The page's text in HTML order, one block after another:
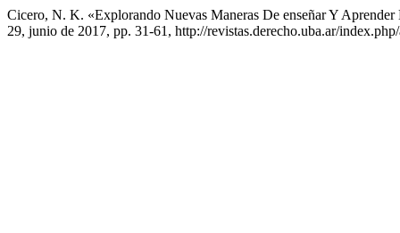
Cicero, N. K. «Explorando Nuevas Maneras De enseñar Y
29, junio de 2017, pp. 31-61, http://revistas.derecho.uba.ar/